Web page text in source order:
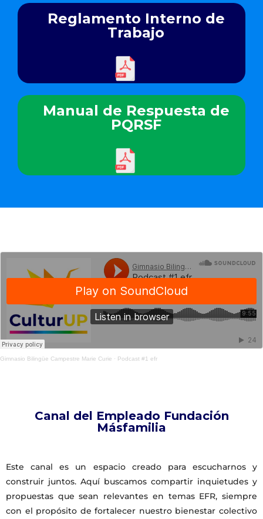
Reglamento Interno de
Trabajo
Manual de Respuesta de
PQRSF
Gimnasio Bilingüe Campestre Marie Curie · Podcast #1 efr
Canal del Empleado Fundación
Másfamilia
Este canal es un espacio creado para escucharnos y
construir juntos. Aquí buscamos compartir inquietudes y
propuestas que sean relevantes en temas EFR, siempre
con el propósito de fortalecer nuestro bienestar colectivo